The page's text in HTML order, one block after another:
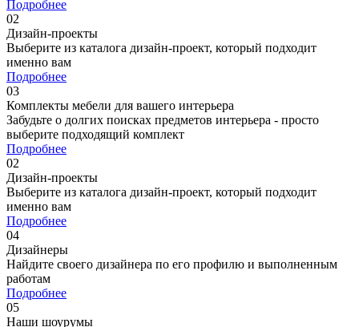
Подробнее
02
Дизайн-проекты
Выберите из каталога дизайн-проект, который подходит
именно вам
Подробнее
03
Комплекты мебели для вашего интерьера
Забудьте о долгих поисках предметов интерьера - просто
выберите подходящий комплект
Подробнее
02
Дизайн-проекты
Выберите из каталога дизайн-проект, который подходит
именно вам
Подробнее
04
Дизайнеры
Найдите своего дизайнера по его профилю и выполненным
работам
Подробнее
05
Наши шоурумы